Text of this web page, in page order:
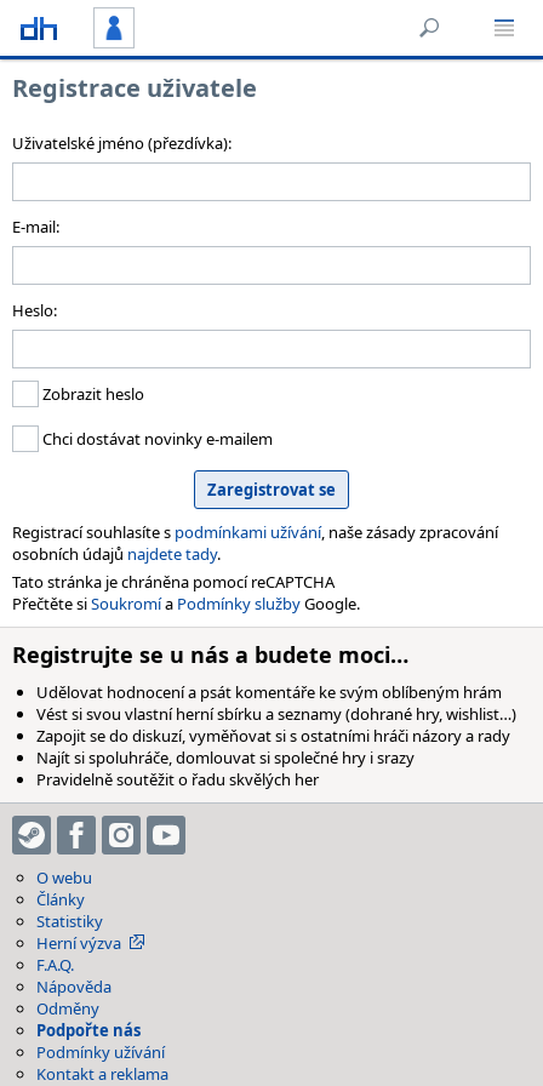
Registrace uživatele
Uživatelské jméno (přezdívka):
E-mail:
Heslo:
Zobrazit heslo
Chci dostávat novinky e-mailem
Registrací souhlasíte s podmínkami užívání, naše zásady zpracování
osobních údajů najdete tady.
Tato stránka je chráněna pomocí reCAPTCHA
Přečtěte siSoukromía Podmínky službyGoogle.
Registrujte se u nás a budete moci…
Udělovat hodnocení a psát komentáře ke svým oblíbeným hrám
Vést si svou vlastní herní sbírku a seznamy (dohrané hry, wishlist…)
Zapojit se do diskuzí, vyměňovat si s ostatními hráči názory a rady
Najít si spoluhráče, domlouvat si společné hry i srazy
Pravidelně soutěžit o řadu skvělých her
O webu
Články
Statistiky
Herní výzva
F.A.Q.
Nápověda
Odměny
Podpořte nás
Podmínky užívání
Kontakt a reklama